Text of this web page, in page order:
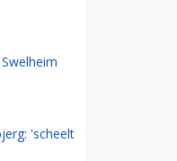
'scheelt